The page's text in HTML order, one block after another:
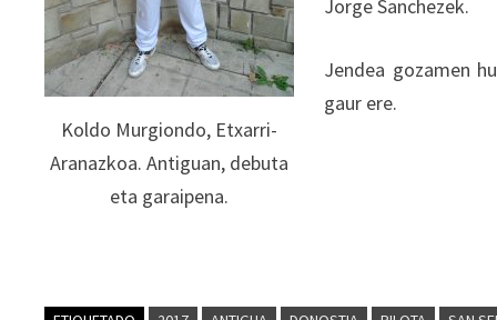
Koldo Murgiondo, Etxarri-
Aranazkoa. Antiguan, debuta
eta garaipena.
Jorge Sanchezek.
Jendea gozamen
gaur ere.